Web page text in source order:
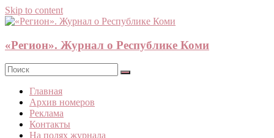
Skip to content
«Регион». Журнал о Республике Коми
Главная
Архив номеров
Реклама
Контакты
На полях журнала